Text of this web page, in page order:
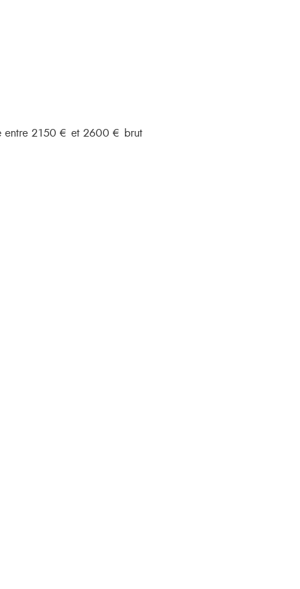
entre 2150 € et 2600 € brut